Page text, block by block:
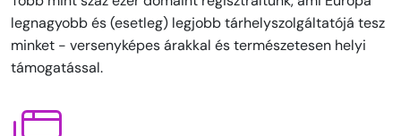
legnagyobb és (esetleg) legjobb tárhelyszolgáltatójá tesz
minket - versenyképes árakkal és természetesen helyi
támogatással.